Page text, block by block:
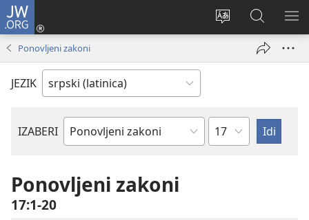
JW.ORG
Promeni
Prijava
(otvara
Pretraga
sajta
JW.ORG
Ponovljeni zakoni
JEZIK
IZABERI
Biblijska
Poglavlje
Ponovljeni zakoni
17:1-20